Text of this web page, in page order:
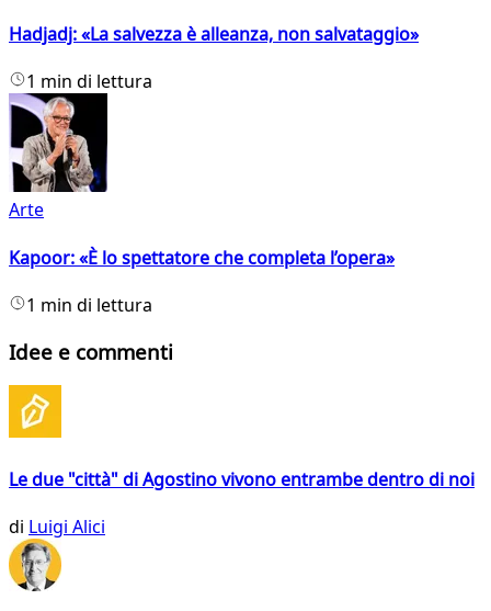
Hadjadj: «La salvezza è alleanza, non salvataggio»
1 min di lettura
Arte
Kapoor: «È lo spettatore che completa l’opera»
1 min di lettura
Idee e commenti
Le due "città" di Agostino vivono entrambe dentro di noi
di Luigi Alici